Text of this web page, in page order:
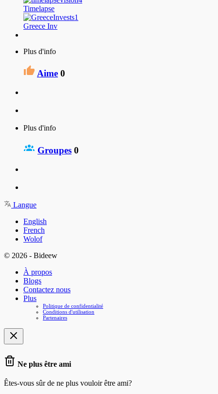
Timelapse
Greece Inv
Plus d'info
Aime 0
Plus d'info
Groupes 0
Langue
English
French
Wolof
© 2026 - Bideew
À propos
Blogs
Contactez nous
Plus
Politique de confidentialité
Conditions d'utilisation
Partenaires
Ne plus être ami
Êtes-vous sûr de ne plus vouloir être ami?